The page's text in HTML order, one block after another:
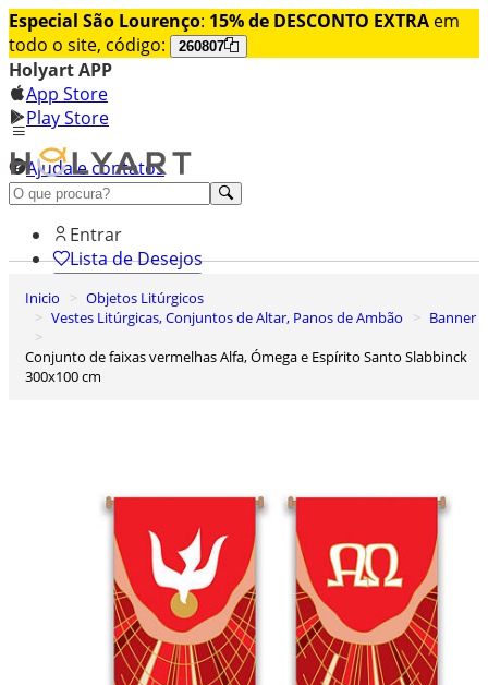
Especial São Lourenço: 15% de DESCONTO EXTRA em
todo o site, código:
260807
Holyart APP
App Store
Play Store
Ajuda e contatos
Conheça premium
Entrar
Lista de Desejos
0
Carrinho de Compras
Inicio
Objetos Litúrgicos
Vestes Litúrgicas, Conjuntos de Altar, Panos de Ambão
Banner
Conjunto de faixas vermelhas Alfa, Ómega e Espírito Santo Slabbinck
300x100 cm